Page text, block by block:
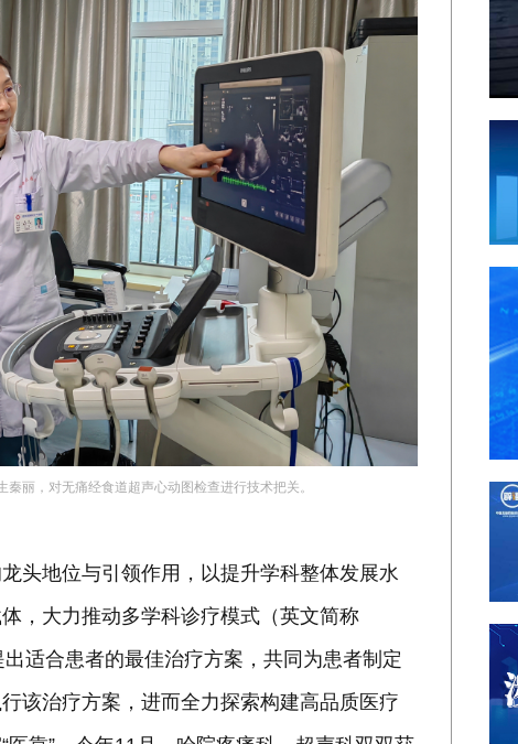
丽，对无痛经食道超声心动图检查进行技术把关。
头地位与引领作用，以提升学科整体发展水
，大力推动多学科诊疗模式（英文简称
适合患者的最佳治疗方案，共同为患者制定
该治疗方案，进而全力探索构建高品质医疗